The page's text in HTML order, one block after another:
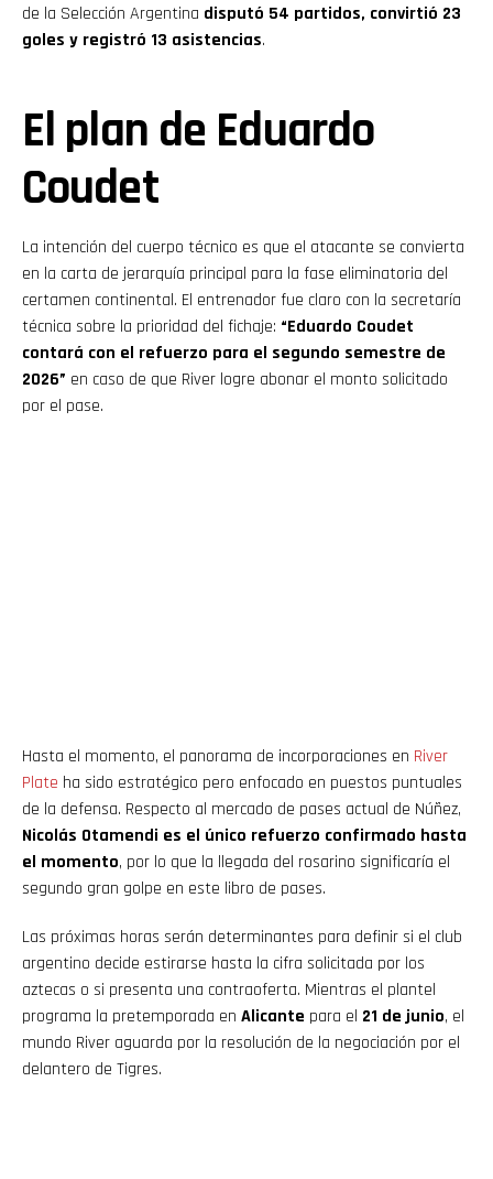
de la Selección Argentina disputó 54 partidos, convirtió 23
goles y registró 13 asistencias.
El plan de Eduardo
Coudet
La intención del cuerpo técnico es que el atacante se convierta
en la carta de jerarquía principal para la fase eliminatoria del
certamen continental. El entrenador fue claro con la secretaría
técnica sobre la prioridad del fichaje: “Eduardo Coudet
contará con el refuerzo para el segundo semestre de
2026” en caso de que River logre abonar el monto solicitado
por el pase.
Hasta el momento, el panorama de incorporaciones en River
Plate ha sido estratégico pero enfocado en puestos puntuales
de la defensa. Respecto al mercado de pases actual de Núñez,
Nicolás Otamendi es el único refuerzo confirmado hasta
el momento, por lo que la llegada del rosarino significaría el
segundo gran golpe en este libro de pases.
Las próximas horas serán determinantes para definir si el club
argentino decide estirarse hasta la cifra solicitada por los
aztecas o si presenta una contraoferta. Mientras el plantel
programa la pretemporada en Alicante para el 21 de junio, el
mundo River aguarda por la resolución de la negociación por el
delantero de Tigres.